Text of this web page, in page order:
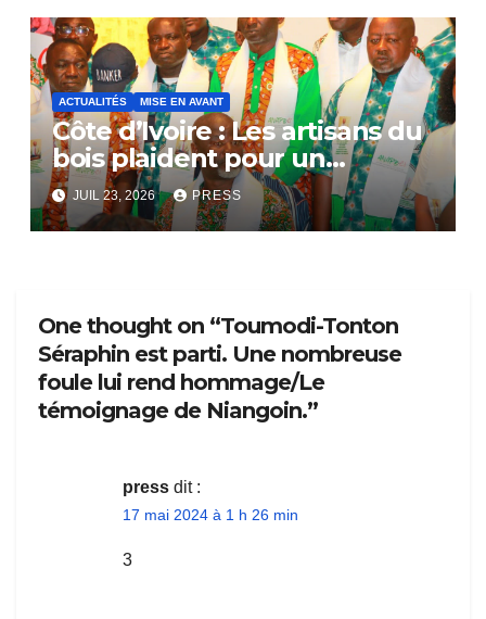
ACTUALITÉS MISE EN AVANT
Côte d’Ivoire : Les artisans du
bois plaident pour un
dialogue national
JUIL 23, 2026 PRESS
One thought on “Toumodi-Tonton
Séraphin est parti. Une nombreuse
foule lui rend hommage/Le
témoignage de Niangoin.”
press dit :
17 mai 2024 à 1 h 26 min
3